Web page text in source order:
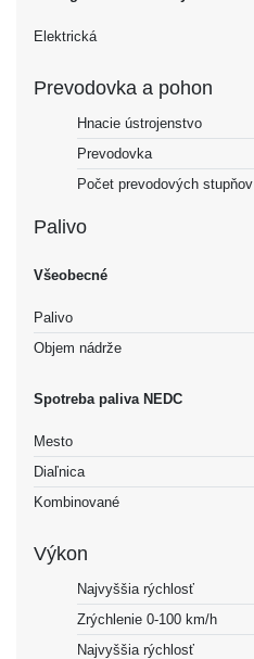
Elektrická
Prevodovka a pohon
Hnacie ústrojenstvo
Prevodovka
Počet prevodových stupňov
Palivo
Všeobecné
Palivo
Objem nádrže
Spotreba paliva NEDC
Mesto
Diaľnica
Kombinované
Výkon
Najvyššia rýchlosť
Zrýchlenie 0-100 km/h
Najvyššia rýchlosť